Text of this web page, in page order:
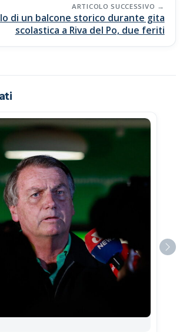
ARTICOLO SUCCESSIVO
di un balcone storico durante gita
scolastica a Riva del Po, due feriti